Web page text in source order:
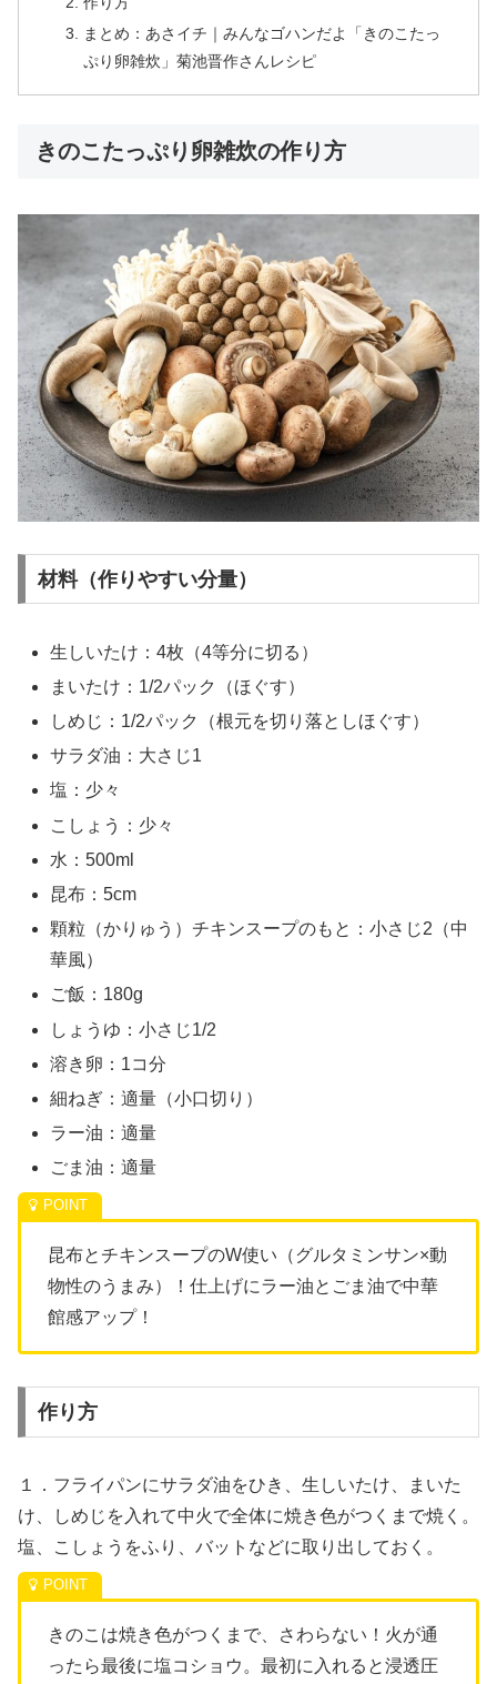
まとめ：あさイチ｜みんなゴハンだよ「きのこたっ
ぷり卵雑炊」菊池晋作さんレシピ
きのこたっぷり卵雑炊の作り方
材料（作りやすい分量）
生しいたけ：4枚（4等分に切る）
まいたけ：1/2パック（ほぐす）
しめじ：1/2パック（根元を切り落としほぐす）
サラダ油：大さじ1
塩：少々
こしょう：少々
水：500ml
昆布：5cm
顆粒（かりゅう）チキンスープのもと：小さじ2（中
華風）
ご飯：180g
しょうゆ：小さじ1/2
溶き卵：1コ分
細ねぎ：適量（小口切り）
ラー油：適量
ごま油：適量
昆布とチキンスープのW使い（グルタミンサン×動
物性のうまみ）！仕上げにラー油とごま油で中華
館感アップ！
作り方
１．フライパンにサラダ油をひき、生しいたけ、まいた
け、しめじを入れて中火で全体に焼き色がつくまで焼く。
塩、こしょうをふり、バットなどに取り出しておく。
きのこは焼き色がつくまで、さわらない！火が通
ったら最後に塩コショウ。最初に入れると浸透圧